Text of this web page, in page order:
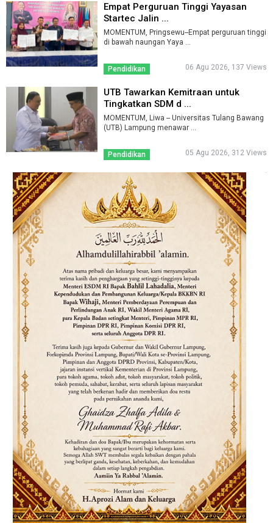
Empat Perguruan Tinggi Yayasan
Startec Jalin ...
MOMENTUM, Pringsewu--Empat perguruan tinggi
di bawah naungan Yaya ...
Pendidikan 06 Agu 2026, 137 Views
UTB Tawarkan Kemitraan untuk
Tingkatkan SDM d ...
MOMENTUM, Liwa -- Universitas Tulang Bawang
(UTB) Lampung menawar ...
Pendidikan 05 Agu 2026, 312 Views